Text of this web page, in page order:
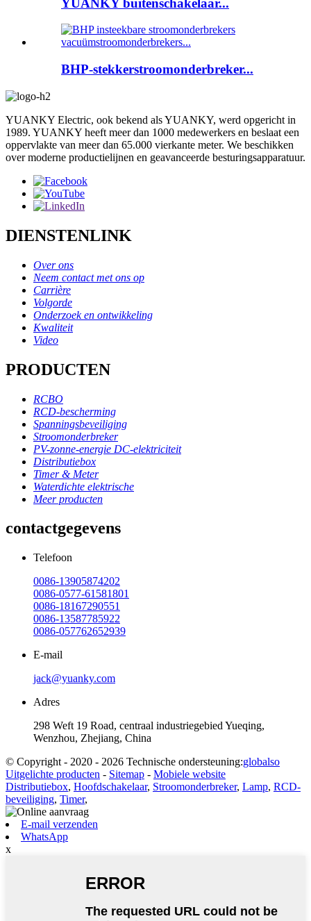
YUANKY buitenschakelaar...
BHP-stekkerstroomonderbreker...
YUANKY Electric, ook bekend als YUANKY, werd opgericht in
1989. YUANKY heeft meer dan 1000 medewerkers en beslaat een
oppervlakte van meer dan 65.000 vierkante meter. We beschikken
over moderne productielijnen en geavanceerde besturingsapparatuur.
DIENSTENLINK
Over ons
Neem contact met ons op
Carrière
Volgorde
Onderzoek en ontwikkeling
Kwaliteit
Video
PRODUCTEN
RCBO
RCD-bescherming
Spanningsbeveiliging
Stroomonderbreker
PV-zonne-energie DC-elektriciteit
Distributiebox
Timer & Meter
Waterdichte elektrische
Meer producten
contactgegevens
Telefoon
0086-13905874202
0086-0577-61581801
0086-18167290551
0086-13587785922
0086-057762652939
E-mail
jack@yuanky.com
Adres
298 Weft 19 Road, centraal industriegebied Yueqing,
Wenzhou, Zhejiang, China
© Copyright - 2020 - 2026 Technische ondersteuning:globalso
Uitgelichte producten - Sitemap - Mobiele website
Distributiebox, Hoofdschakelaar, Stroomonderbreker, Lamp, RCD-
beveiliging, Timer,
E-mail verzenden
WhatsApp
x